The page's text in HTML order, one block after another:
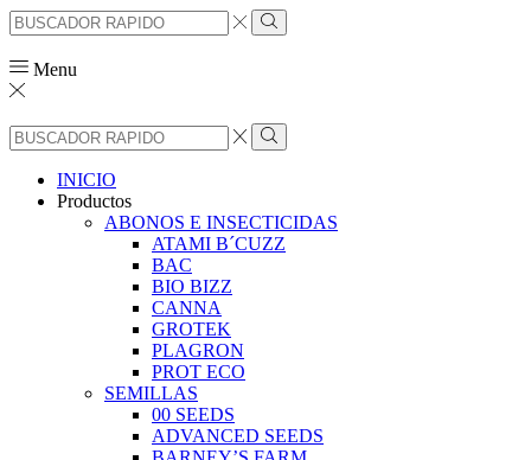
Search
input
Search
Menu
Search
input
Search
INICIO
Productos
ABONOS E INSECTICIDAS
ATAMI B´CUZZ
BAC
BIO BIZZ
CANNA
GROTEK
PLAGRON
PROT ECO
SEMILLAS
00 SEEDS
ADVANCED SEEDS